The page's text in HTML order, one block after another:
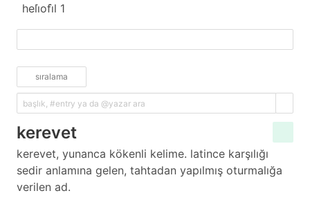
heli̇ofi̇l 1
sıralama
kerevet
kerevet, yunanca kökenli kelime. latince karşılığı
sedir anlamına gelen, tahtadan yapılmış oturmalığa
verilen ad.